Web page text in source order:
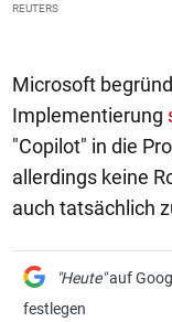
REUTERS
Microsoft
Implementierung
"Copilot" in die
allerdings keine
auch tatsächlich
"Heute"auf
festlegen